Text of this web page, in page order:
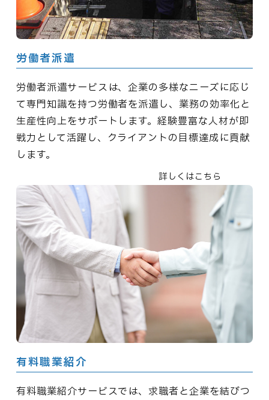
労働者派遣
労働者派遣サービスは、企業の多様なニーズに応じ
て専門知識を持つ労働者を派遣し、業務の効率化と
生産性向上をサポートします。経験豊富な人材が即
戦力として活躍し、クライアントの目標達成に貢献
します。
詳しくはこちら
有料職業紹介
有料職業紹介サービスでは、求職者と企業を結びつ